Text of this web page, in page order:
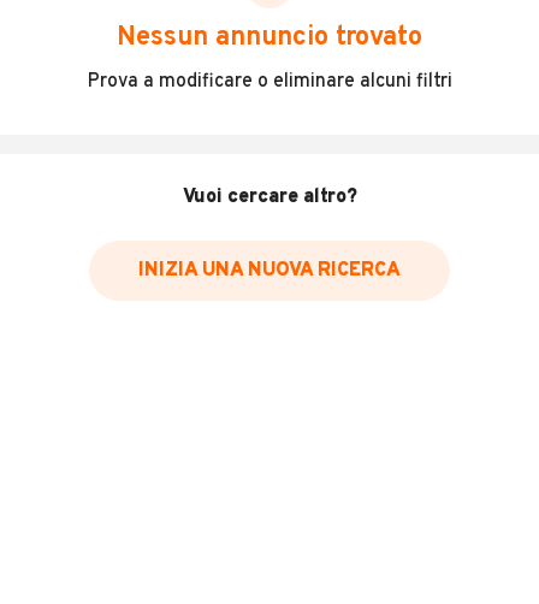
scegliere in modo trasparente e sicuro, come:
Incidenti in cui è stato coinvolto il veicolo
Data e luogo delle revisioni effettuate
Inserisci il numero di targa per verificare la disponibilità
Nessun annuncio trovato
Prova a modificare o eliminare alcuni filtri
Vuoi cercare altro?
INIZIA UNA NUOVA RICERCA